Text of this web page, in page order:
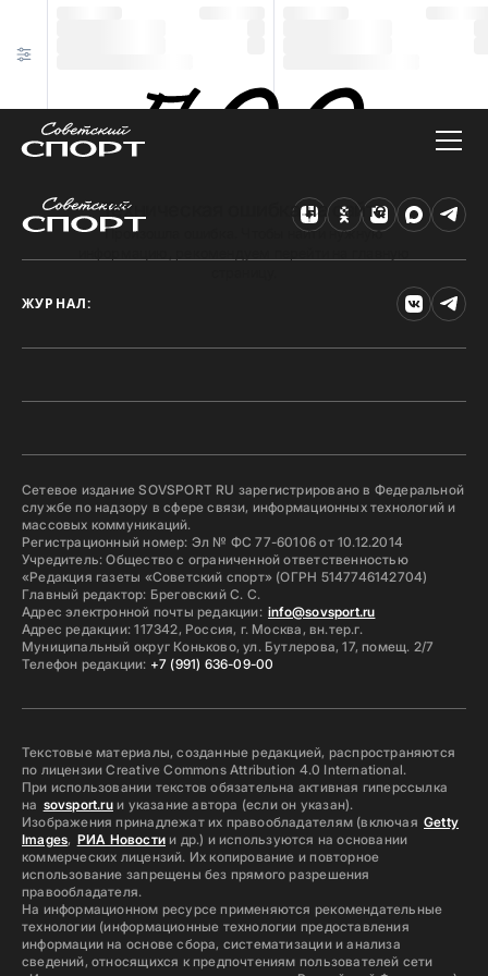
Техническая ошибка на сайте
Произошла ошибка. Чтобы найти нужную
ЖУРНАЛ:
Сетевое издание SOVSPORT RU зарегистрировано в Федеральной
службе по надзору в сфере связи, информационных технологий и
массовых коммуникаций.
Регистрационный номер: Эл № ФС 77-60106 от 10.12.2014
Учредитель: Общество с ограниченной ответственностью
«Редакция газеты «Советский спорт» (ОГРН 5147746142704)
Главный редактор: Бреговский С. С.
Адрес электронной почты редакции: info@sovsport.ru
Адрес редакции: 117342, Россия, г. Москва, вн.тер.г.
Муниципальный округ Коньково, ул. Бутлерова, 17, помещ. 2/7
Телефон редакции: +7 (991) 636-09-00
Текстовые материалы, созданные редакцией, распространяются
по лицензии Creative Commons Attribution 4.0 International.
При использовании текстов обязательна активная гиперссылка
на sovsport.ruи указание автора (если он указан).
Изображения принадлежат их правообладателям (включая Getty
Images, РИА Новостии др.) и используются на основании
коммерческих лицензий. Их копирование и повторное
использование запрещены без прямого разрешения
правообладателя.
На информационном ресурсе применяются рекомендательные
технологии (информационные технологии предоставления
информации на основе сбора, систематизации и анализа
сведений, относящихся к предпочтениям пользователей сети